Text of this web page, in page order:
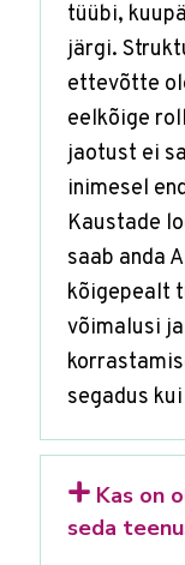
tüübi,
järgi.
ettevõtte
eelkõige
jaotust ei
inimesel
Kaustade
saab anda
kõigepealt
võimalusi
segadus
Kas on
seda